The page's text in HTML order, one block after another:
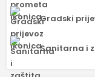
Gradski
Sanitarna i